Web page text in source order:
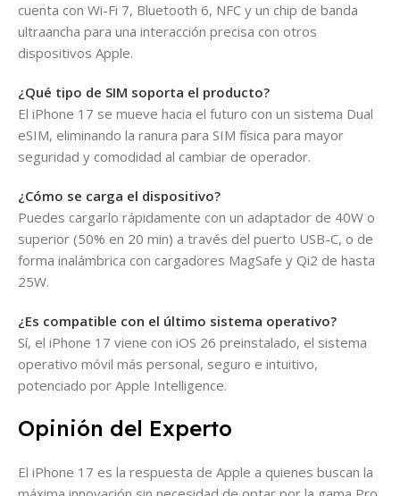
cuenta con Wi-Fi 7, Bluetooth 6, NFC y un chip de banda
ultraancha para una interacción precisa con otros
dispositivos Apple.
¿Qué tipo de SIM soporta el producto?
El iPhone 17 se mueve hacia el futuro con un sistema Dual
eSIM, eliminando la ranura para SIM física para mayor
seguridad y comodidad al cambiar de operador.
¿Cómo se carga el dispositivo?
Puedes cargarlo rápidamente con un adaptador de 40W o
superior (50% en 20 min) a través del puerto USB-C, o de
forma inalámbrica con cargadores MagSafe y Qi2 de hasta
25W.
¿Es compatible con el último sistema operativo?
Sí, el iPhone 17 viene con iOS 26 preinstalado, el sistema
operativo móvil más personal, seguro e intuitivo,
potenciado por Apple Intelligence.
Opinión del Experto
El iPhone 17 es la respuesta de Apple a quienes buscan la